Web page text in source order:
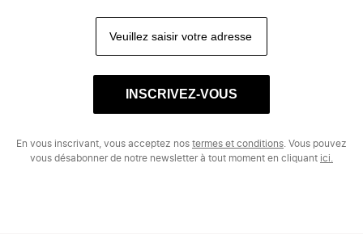
INSCRIVEZ-VOUS
En vous inscrivant, vous acceptez nos termes et conditions . Vous pouvez
vous désabonner de notre newsletter à tout moment en cliquant ici.